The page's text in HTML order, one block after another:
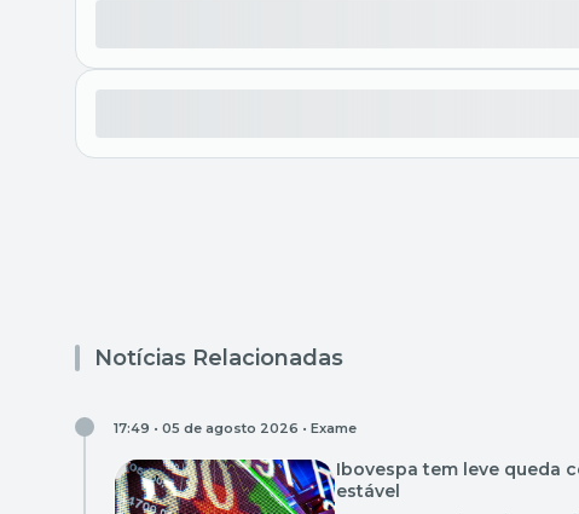
Notícias Relacionadas
17:49 • 05 de agosto 2026 • Exame
Ibovespa tem leve queda
estável